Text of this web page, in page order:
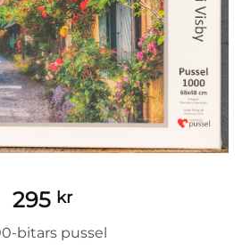
295 kr
bitars pussel